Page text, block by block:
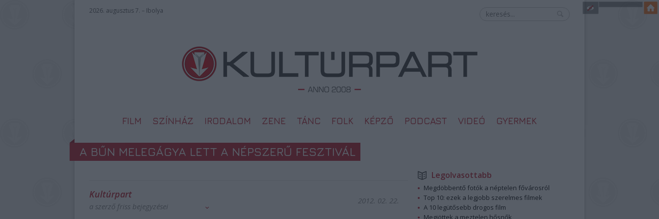
2026. augusztus 7. – Ibolya
FILM SZÍNHÁZ IRODALOM ZENE TÁNC FOLK KÉPZŐ PODCAST VIDEÓ GYERMEK
A BŰN MELEGÁGYA LETT A NÉPSZERŰ FESZTIVÁL
Kultúrpart
a szerző friss bejegyzései
2012. 02. 22.
Legolvasottabb
Megdöbbentő fotók a néptelen fővárosról
Top 10: ezek a legjobb szerelmes filmek
A 10 legütősebb drogos film
Megjöttek a meztelen hősnők